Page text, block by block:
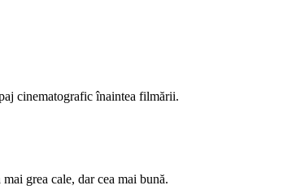
cinematografic înaintea filmării.
grea cale, dar cea mai bună.